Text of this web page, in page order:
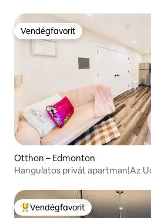
Vendégfavorit
Vendégfavorit
Otthon – Edmonton
Hangulatos privát apartman|Az
Kiemelt vendégfavorit
Vendégfavorit